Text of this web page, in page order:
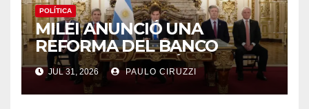
POLÍTICA
MILEI ANUNCIÓ UNA
REFORMA DEL BANCO
CENTRAL Y ENVIÓ AL
CONGRESO PROYECTOS
PARA MODIFICAR EL
JUL 31, 2026 PAULO CIRUZZI